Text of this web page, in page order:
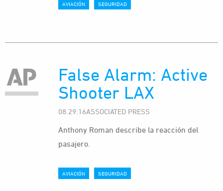
AVIACIÓN SEGURIDAD
False Alarm: Active
Shooter LAX
08.29.16ASSOCIATED PRESS
Anthony Roman describe la reacción del
pasajero.
AVIACIÓN SEGURIDAD